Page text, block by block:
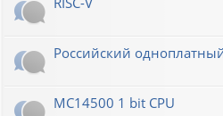
Российский
MC14500 1 bit CPU